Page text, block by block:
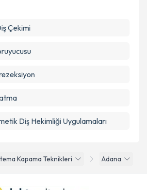
Kapama Teknikleri Adana
Çekimi
Diş Hekimliği Uygulamaları